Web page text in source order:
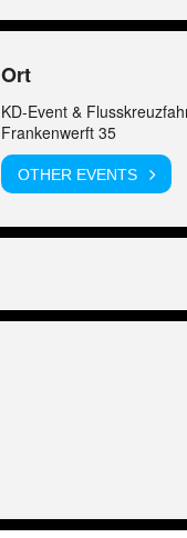
Ort
KD-Event &
Frankenwerft 35
OTHER EVENTS